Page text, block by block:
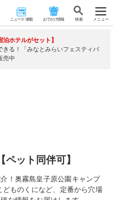
ニュース･連載 おでかけ情報 検 索 メニュー
泊ホテルがセット】
きる！「みなとみらいフェスティバ
売中
ペット同伴可】
！奥霧島皇子原公園キャンプ
ものくになど、定番から穴場